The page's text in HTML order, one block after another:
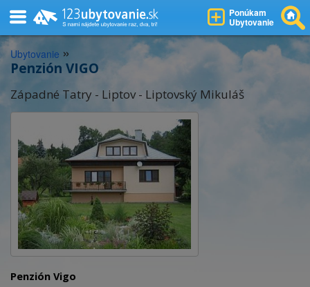
Ponúkam
Ubytovanie
Ubytovanie »
Penzión VIGO
Západné Tatry - Liptov - Liptovský Mikuláš
Penzión Vigo